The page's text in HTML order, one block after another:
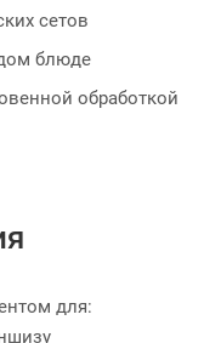
сетов
блюде
обработкой
для: